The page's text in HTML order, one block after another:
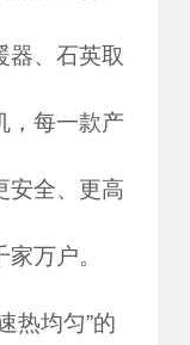
器、石英取
，每一款产
安全、更高
万户。
热均匀”的